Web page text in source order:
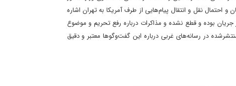
نقل و انتقال پیام‌هایی از طرف آمریکا به تهران اشاره
جریان بوده و قطع نشده و مذاکرات درباره رفع تحریم و موضوع
در رسانه‌های غربی درباره این گفت‌وگوها معتبر و دقیق